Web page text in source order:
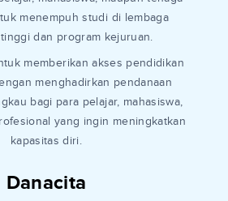
Danacita
menempuh studi di lembaga
dan program kejuruan.
memberikan akses pendidikan
menghadirkan pendanaan
bagi para pelajar, mahasiswa,
yang ingin meningkatkan
kapasitas diri.